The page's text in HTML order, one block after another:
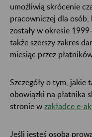
umożliwią skrócenie
pracowniczej dla
zostały w okresie
także szerszy zakres
miesiąc przez
Szczegóły o tym, jakie
obowiązki na płatnika
stronie w zakładce e-
Jeśli jesteś osobą